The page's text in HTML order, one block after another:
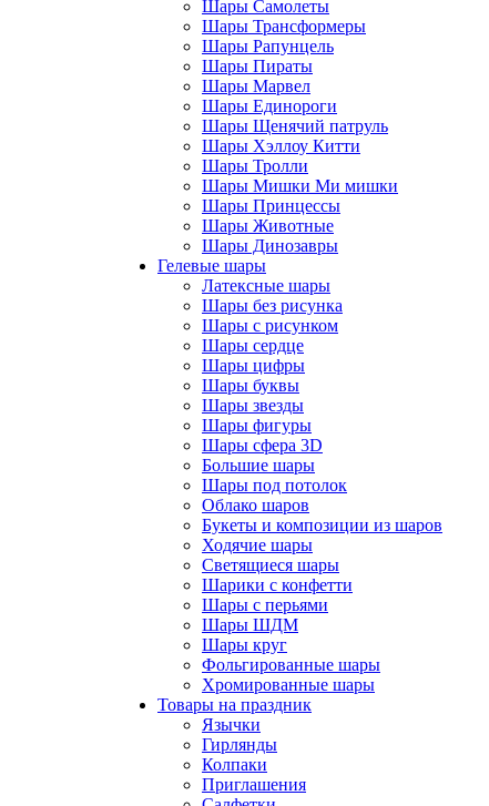
Шары Самолеты
Шары Трансформеры
Шары Рапунцель
Шары Пираты
Шары Марвел
Шары Единороги
Шары Щенячий патруль
Шары Хэллоу Китти
Шары Тролли
Шары Мишки Ми мишки
Шары Принцессы
Шары Животные
Шары Динозавры
Гелевые шары
Латексные шары
Шары без рисунка
Шары с рисунком
Шары сердце
Шары цифры
Шары буквы
Шары звезды
Шары фигуры
Шары сфера 3D
Большие шары
Шары под потолок
Облако шаров
Букеты и композиции из шаров
Ходячие шары
Светящиеся шары
Шарики с конфетти
Шары с перьями
Шары ШДМ
Шары круг
Фольгированные шары
Хромированные шары
Товары на праздник
Язычки
Гирлянды
Колпаки
Приглашения